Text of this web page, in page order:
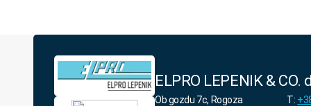
ELPRO LEPENIK & CO.
Ob gozdu 7c, Rogoza
T: